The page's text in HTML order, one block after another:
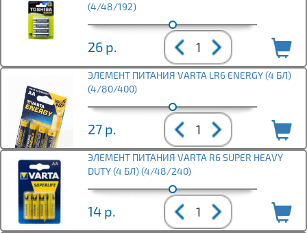
(4/48/192)
26 р.
ЭЛЕМЕНТ ПИТАНИЯ VARTA LR6 ENERGY (4 БЛ)
(4/80/400)
27 р.
ЭЛЕМЕНТ ПИТАНИЯ VARTA R6 SUPER HEAVY
DUTY (4 БЛ) (4/48/240)
14 р.